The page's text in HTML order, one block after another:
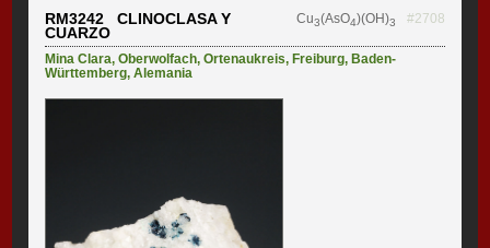
RM3242 CLINOCLASA Y
CUARZO
Cu3(AsO4)(OH)3 #2708
Mina Clara,Oberwolfach,Ortenaukreis, Freiburg, Baden-
Württemberg,Alemania